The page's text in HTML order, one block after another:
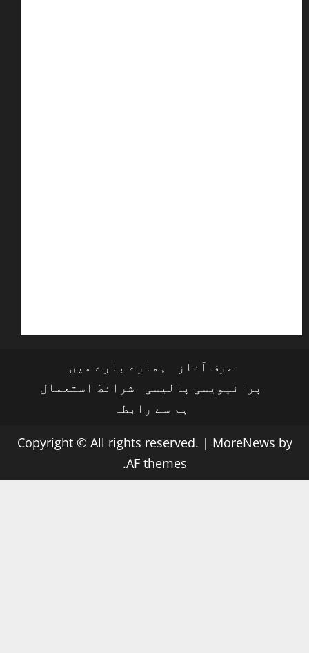
حرف آغاز
ہمارے بارے میں
پرائیویسی پالیسی
شرائط استعمال
ہم سے رابطہ
Copyright © All rights reserved. | MoreNews by
AF themes.